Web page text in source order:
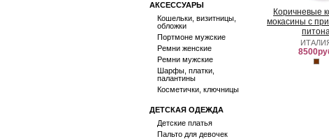
АКСЕССУАРЫ
Кошельки, визитницы,
обложки
Портмоне мужские
Ремни женские
Ремни мужские
Шарфы, платки,
палантины
Косметички, ключницы
ДЕТСКАЯ ОДЕЖДА
Детские платья
Пальто для девочек
Коричневые
мокасины с